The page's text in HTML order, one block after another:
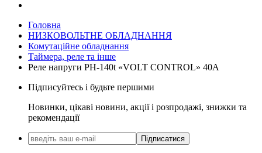
Головна
НИЗКОВОЛЬТНЕ ОБЛАДНАННЯ
Комутаційне обладнання
Таймера, реле та інше
Реле напруги PH-140t «VOLT CONTROL» 40А
Підписуйтесь і будьте першими
Новинки, цікаві новини, акції і розпродажі, знижки та
рекомендації
Підписатися